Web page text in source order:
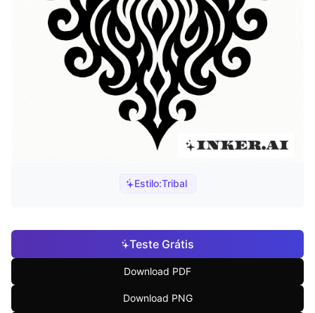
Estilo:Tribal
Teste Grátis
Download PDF
Download PNG